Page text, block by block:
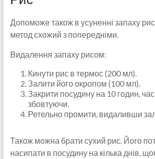
Допоможе також в усуненні запаху
метод схожий з попередніми.
Видалення запаху рисом:
Кинути рис в термос (200 мл).
Залити його окропом (100 мл).
Закрити посудину на 10 годин, час
збовтуючи.
Ретельно промити, видаливши
Також можна брати сухий рис. Його
насипати в посудину на кілька днів,